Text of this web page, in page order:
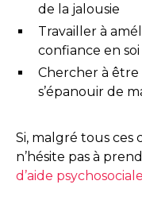
de la jalousie
Travailler à
confiance en soi
Chercher à
s’épanouir de
Si, malgré tous ces
n’hésite pas à
d’aide psychosociale